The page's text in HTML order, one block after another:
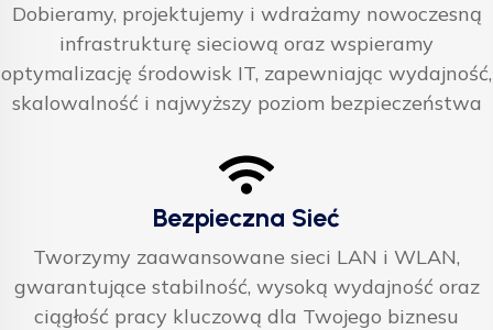
Dobieramy, projektujemy i wdrażamy nowoczesną
infrastrukturę sieciową oraz wspieramy
optymalizację środowisk IT, zapewniając wydajność,
skalowalność i najwyższy poziom bezpieczeństwa
Bezpieczna Sieć
Tworzymy zaawansowane sieci LAN i WLAN,
gwarantujące stabilność, wysoką wydajność oraz
ciągłość pracy kluczową dla Twojego biznesu